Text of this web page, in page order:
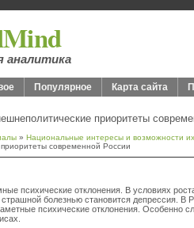
аналитика
Популярное Карта сайта
приоритеты
» Национальные интересы и возможности
современной России
психические отклонения. В условиях
болезнью становится депрессия. В
психические отклонения. Особенно